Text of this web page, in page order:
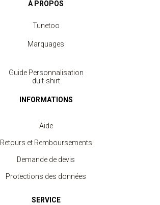
À PROPOS
Tunetoo
Marquages
Guide Personnalisation
du t-shirt
INFORMATIONS
Aide
Retours et Remboursements
Demande de devis
Protections des données
SERVICE